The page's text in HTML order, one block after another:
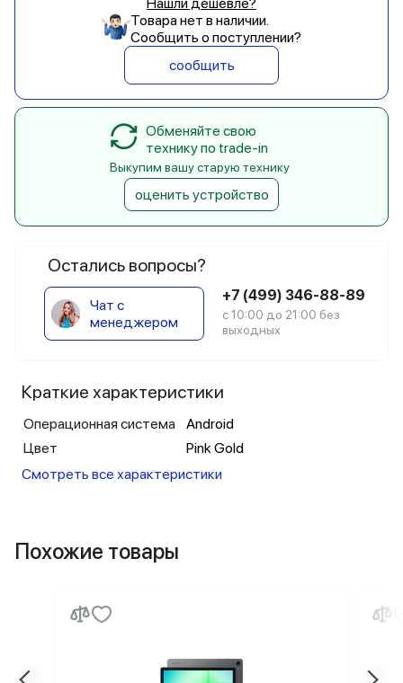
Остались вопросы?
Чат с
менеджером
+7 (499) 346-88-89
с 10:00 до 21:00 без
выходных
Краткие характеристики
Операционная система
Android
Цвет
Pink Gold
Смотреть все характеристики
Товара нет в наличии.
Сообщить о поступлении?
сообщить
Обменяйте свою
технику по trade-in
Выкупим вашу старую технику
оценить устройство
Похожие товары